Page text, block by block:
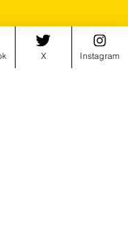
X Instagram